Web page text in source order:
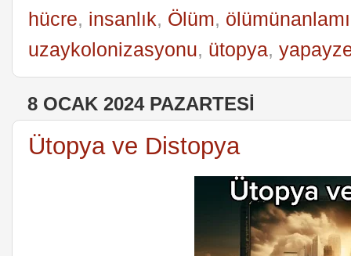
hücre, insanlık, Ölüm, ölümünanlamı
uzaykolonizasyonu, ütopya,
8 OCAK 2024 PAZARTESI
Ütopya ve Distopya